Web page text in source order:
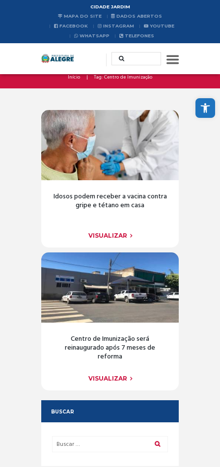
Abrir a barra de ferramentas
CIDADE JARDIM
MAPA DO SITE
DADOS ABERTOS
FACEBOOK
INSTAGRAM
YOUTUBE
WHATSAPP
TELEFONES
Início Tag: Centro de Imunização
Idosos podem receber a vacina contra
gripe e tétano em casa
VISUALIZAR
Centro de Imunização será
reinaugurado após 7 meses de
reforma
VISUALIZAR
BUSCAR